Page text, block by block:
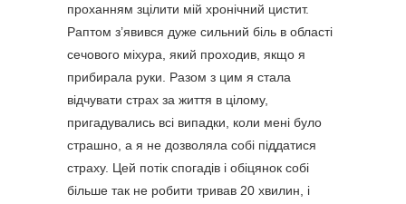
проханням зцілити мій хронічний цистит.
Раптом з’явився дуже сильний біль в області
сечового міхура, який проходив, якщо я
прибирала руки. Разом з цим я стала
відчувати страх за життя в цілому,
пригадувались всі випадки, коли мені було
страшно, а я не дозволяла собі піддатися
страху. Цей потік спогадів і обіцянок собі
більше так не робити тривав 20 хвилин, і